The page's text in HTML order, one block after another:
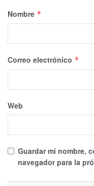
Nombre *
Correo electrónico *
Web
Guardar mi nombre,
navegador para la